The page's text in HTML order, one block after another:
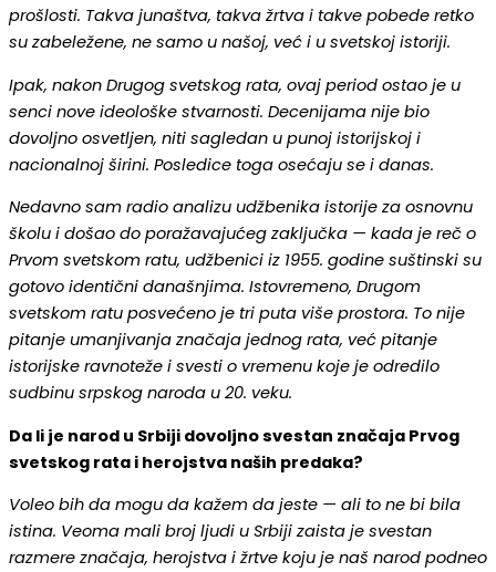
prošlosti. Takva junaštva, takva žrtva i takve pobede retko
su zabeležene, ne samo u našoj, već i u svetskoj istoriji.
Ipak, nakon Drugog svetskog rata, ovaj period ostao je u
senci nove ideološke stvarnosti. Decenijama nije bio
dovoljno osvetljen, niti sagledan u punoj istorijskoj i
nacionalnoj širini. Posledice toga osećaju se i danas.
Nedavno sam radio analizu udžbenika istorije za osnovnu
školu i došao do poražavajućeg zaključka — kada je reč o
Prvom svetskom ratu, udžbenici iz 1955. godine suštinski su
gotovo identični današnjima. Istovremeno, Drugom
svetskom ratu posvećeno je tri puta više prostora. To nije
pitanje umanjivanja značaja jednog rata, već pitanje
istorijske ravnoteže i svesti o vremenu koje je odredilo
sudbinu srpskog naroda u 20. veku.
Da li je narod u Srbiji dovoljno svestan značaja Prvog
svetskog rata i herojstva naših predaka?
Voleo bih da mogu da kažem da jeste — ali to ne bi bila
istina. Veoma mali broj ljudi u Srbiji zaista je svestan
razmere značaja, herojstva i žrtve koju je naš narod podneo